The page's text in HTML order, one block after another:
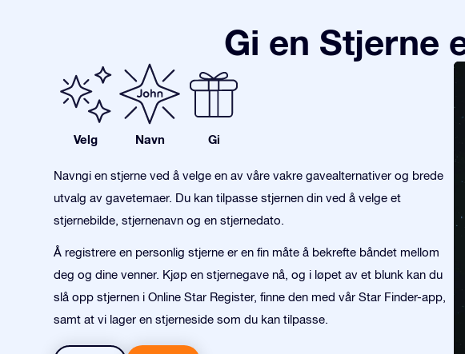
Gi en Stjerne
Velg Navn Gi
Navngi en stjerne ved å velge en av våre vakre gavealternativer og brede
utvalg av gavetemaer. Du kan tilpasse stjernen din ved å velge et
stjernebilde, stjernenavn og en stjernedato.
Å registrere en personlig stjerne er en fin måte å bekrefte båndet mellom
deg og dine venner. Kjøp en stjernegave nå, og i løpet av et blunk kan du
slå opp stjernen i Online Star Register, finne den med vår Star Finder-app,
samt at vi lager en stjerneside som du kan tilpasse.